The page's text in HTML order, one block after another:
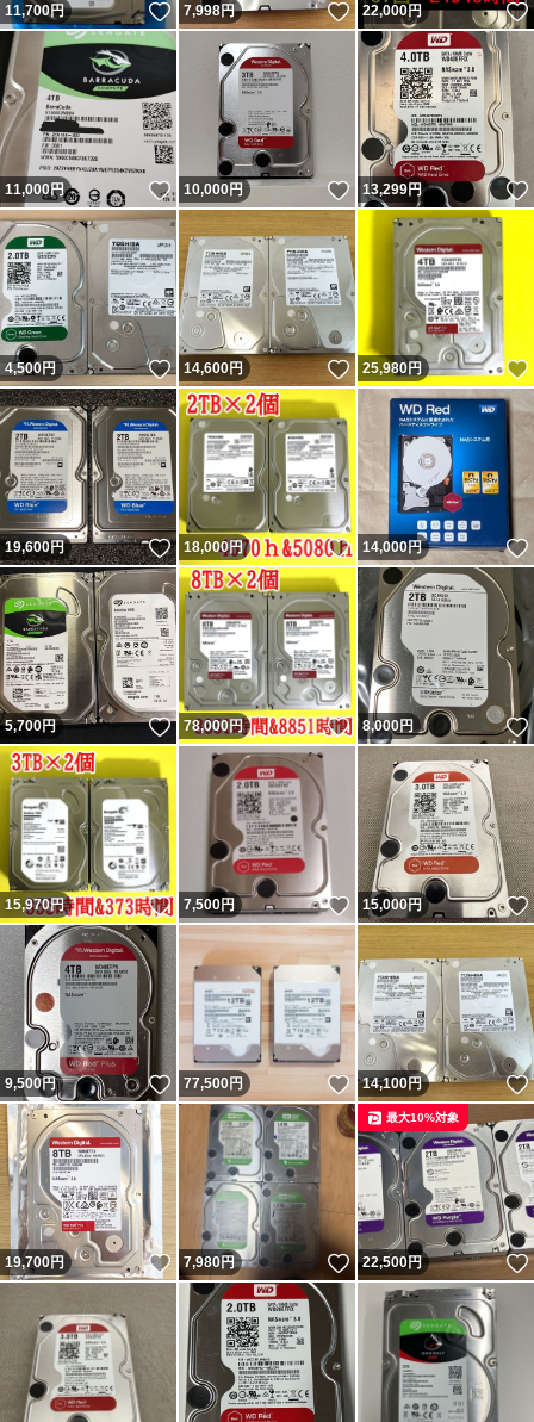
11,700円 いいね！
7,998円 いいね！
22,000円
11,000円 いいね！
10,000円 いいね！
13,299円
4,500円 いいね！
14,600円 いいね！
25,980円
19,600円 いいね！
18,000円 いいね！
14,000円
5,700円 いいね！
78,000円 いいね！
8,000円
15,970円 いいね！
7,500円 いいね！
15,000円
9,500円 いいね！
77,500円 いいね！
14,100円
19,700円 いいね！
7,980円 いいね！
22,500円
最大10%対象